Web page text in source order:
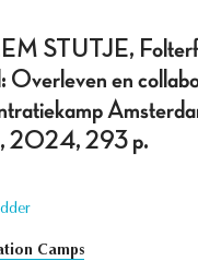
STUTJE,
Overleven en
2024, 293 p.
Camps